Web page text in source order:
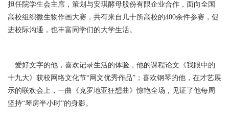
担任院学生会主席，策划与安琪酵母股份有限企业合作，面向全国
高校组织微生物作画大赛，共有来自几十所高校的400余件参赛，促
进校际沟通，也丰富同学们的大学生活。
爱好文字的他，喜欢记录生活的体验，他的课程论文《我眼中的
十九大》获校网络文化节“网文优秀作品”；喜欢钢琴的他，在才艺展
示的联欢会上，一曲《克罗地亚狂想曲》惊艳全场，见证了他每周
坚持“琴房半小时”的身影。